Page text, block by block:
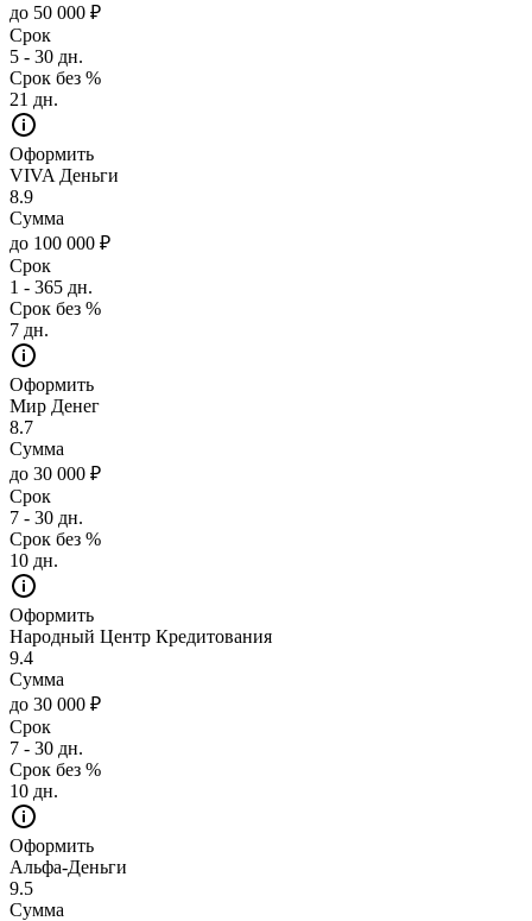
до 50 000 ₽
Срок
5 - 30 дн.
Срок без %
21 дн.
Оформить
VIVA Деньги
8.9
Сумма
до 100 000 ₽
Срок
1 - 365 дн.
Срок без %
7 дн.
Оформить
Мир Денег
8.7
Сумма
до 30 000 ₽
Срок
7 - 30 дн.
Срок без %
10 дн.
Оформить
Народный Центр Кредитования
9.4
Сумма
до 30 000 ₽
Срок
7 - 30 дн.
Срок без %
10 дн.
Оформить
Альфа-Деньги
9.5
Сумма